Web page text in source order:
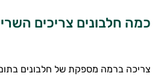
כמה חלבונים צריכים
צריכה ברמה מספקת של חלבונים בתום